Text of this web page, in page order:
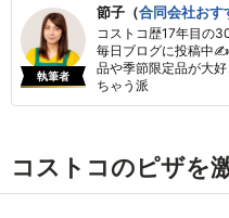
執筆者
節子（合同会社おす
コストコ歴17年目の
毎日ブログに投稿中
品や季節限定品が大
ちゃう派
コストコのピザを